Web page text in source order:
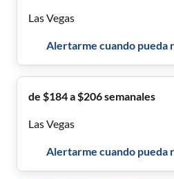
Las Vegas
Alertarme cuando pueda
de $184 a $206 semanales
Las Vegas
Alertarme cuando pueda